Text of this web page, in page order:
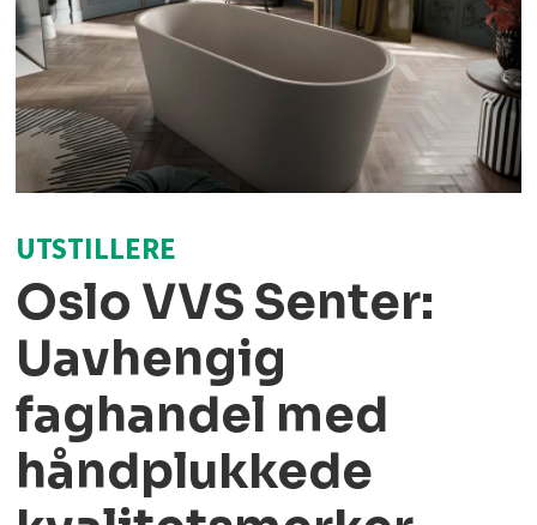
UTSTILLERE
Oslo VVS Senter:
Uavhengig
faghandel med
håndplukkede